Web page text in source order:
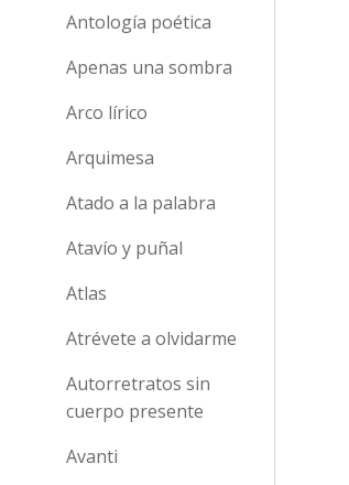
Antología poética
Apenas una sombra
Arco lírico
Arquimesa
Atado a la palabra
Atavío y puñal
Atlas
Atrévete a olvidarme
Autorretratos sin
cuerpo presente
Avanti